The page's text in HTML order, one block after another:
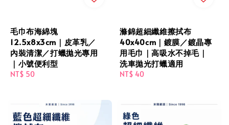
毛巾布海綿塊
12.5x8x3cm｜皮革乳／
內裝清潔／打蠟拋光專用
｜小號便利型
Regular
NT$ 50
滌錦超細纖維擦拭布
40x40cm｜鍍膜／鍍晶專
用毛巾｜高吸水不掉毛｜
洗車拋光打蠟適用
Regular
NT$ 40